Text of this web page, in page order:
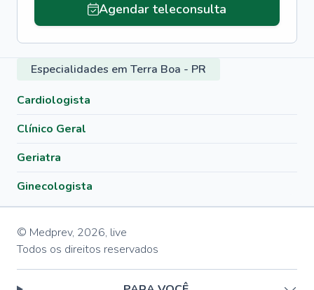
Agendar teleconsulta
Especialidades em Terra Boa - PR
Cardiologista
Clínico Geral
Geriatra
Ginecologista
© Medprev, 2026, live
Todos os direitos reservados